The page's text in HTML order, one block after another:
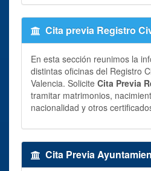
Cita previa Registro
En esta sección reunimos la
distintas oficinas del Registro
Valencia. Solicite Cita Previa
tramitar matrimonios,
nacionalidad y otros
Cita Previa